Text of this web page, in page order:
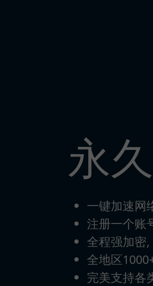
永
一键加速网
注册一个账
全程强加密
全地区
完美支持各